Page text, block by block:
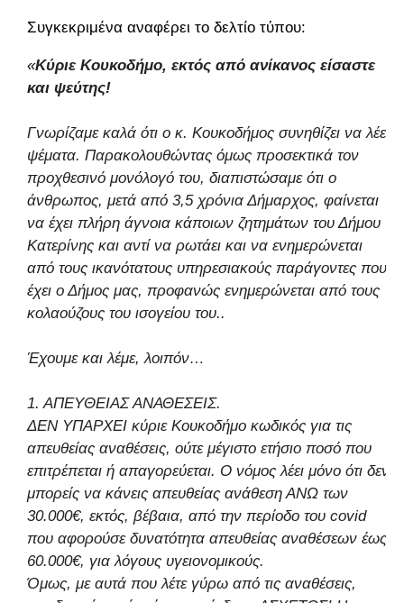
Συγκεκριμένα αναφέρει το δελτίο τύπου:
«Κύριε Κουκοδήμο, εκτός από ανίκανος είσαστε
και ψεύτης!
Γνωρίζαμε καλά ότι ο κ. Κουκοδήμος συνηθίζει να λέει
ψέματα. Παρακολουθώντας όμως προσεκτικά τον
προχθεσινό μονόλογό του, διαπιστώσαμε ότι ο
άνθρωπος, μετά από 3,5 χρόνια Δήμαρχος, φαίνεται
να έχει πλήρη άγνοια κάποιων ζητημάτων του Δήμου
Κατερίνης και αντί να ρωτάει και να ενημερώνεται
από τους ικανότατους υπηρεσιακούς παράγοντες που
έχει ο Δήμος μας, προφανώς ενημερώνεται από τους
κολαούζους του ισογείου του..
Έχουμε και λέμε, λοιπόν…
1. ΑΠΕΥΘΕΙΑΣ ΑΝΑΘΕΣΕΙΣ.
ΔΕΝ ΥΠΑΡΧΕΙ κύριε Κουκοδήμο κωδικός για τις
απευθείας αναθέσεις, ούτε μέγιστο ετήσιο ποσό που
επιτρέπεται ή απαγορεύεται. Ο νόμος λέει μόνο ότι δεν
μπορείς να κάνεις απευθείας ανάθεση ΑΝΩ των
30.000€, εκτός, βέβαια, από την περίοδο του covid
που αφορούσε δυνατότητα απευθείας αναθέσεων έως
60.000€, για λόγους υγειονομικούς.
Όμως, με αυτά που λέτε γύρω από τις αναθέσεις,